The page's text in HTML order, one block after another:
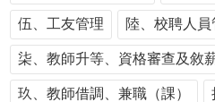
English
網
站
導
覽
伍、工友管理 陸、校聘人員
柒、教師升等、資格審查及敘
玖、教師借調、兼職（課）